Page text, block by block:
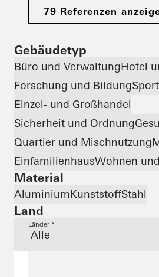
79 Referenzen
Gebäudetyp
Büro und VerwaltungHotel
Forschung und Bildung
Einzel- und Großhandel
Sicherheit und Ordnung
Quartier und Mischnutzung
EinfamilienhausWohnen
Material
AluminiumKunststoffStahl
Land
Länder *